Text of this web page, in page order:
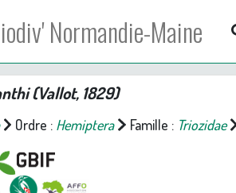
Normandie-Maine
(Vallot, 1829)
Ordre : Hemiptera Famille : Triozidae